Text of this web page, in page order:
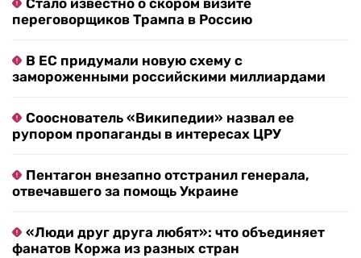
Стало известно о скором визите
переговорщиков Трампа в Россию
В ЕС придумали новую схему с
замороженными российскими миллиардами
Сооснователь «Википедии» назвал ее
рупором пропаганды в интересах ЦРУ
Пентагон внезапно отстранил генерала,
отвечавшего за помощь Украине
«Люди друг друга любят»: что объединяет
фанатов Коржа из разных стран